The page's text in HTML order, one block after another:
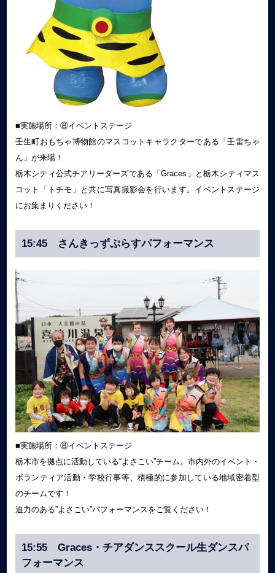
■実施場所：⑧イベントステージ
壬生町おもちゃ博物館のマスコットキャラクターである「壬雷ちゃ
ん」が来場！
栃木シティ公式チアリーダーズである「Graces」と栃木シティマス
コット「トチモ」と共に写真撮影会を行います。イベントステージ
にお集まりください！
15:45 さんきっずぷらすパフォーマンス
■実施場所：⑧イベントステージ
栃木市を拠点に活動している“よさこい”チーム。市内外のイベント・
ボランティア活動・学校行事等、積極的に参加している地域密着型
のチームです！
迫力のある”よさこい”パフォーマンスをご覧ください！
15:55 Graces・チアダンススクール生ダンスパ
フォーマンス